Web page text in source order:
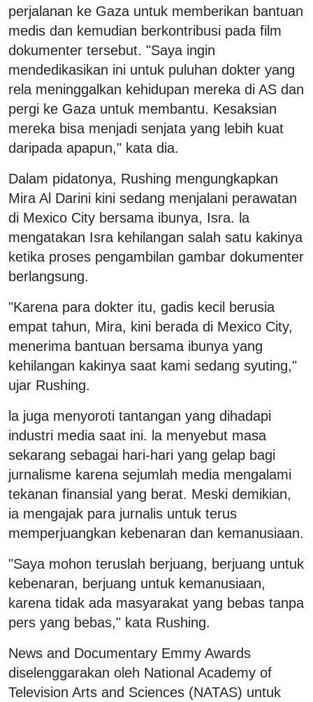
perjalanan ke Gaza untuk memberikan bantuan
medis dan kemudian berkontribusi pada film
dokumenter tersebut. "Saya ingin
mendedikasikan ini untuk puluhan dokter yang
rela meninggalkan kehidupan mereka di AS dan
pergi ke Gaza untuk membantu. Kesaksian
mereka bisa menjadi senjata yang lebih kuat
daripada apapun," kata dia.
Dalam pidatonya, Rushing mengungkapkan
Mira Al Darini kini sedang menjalani perawatan
di Mexico City bersama ibunya, Isra. la
mengatakan Isra kehilangan salah satu kakinya
ketika proses pengambilan gambar dokumenter
berlangsung.
"Karena para dokter itu, gadis kecil berusia
empat tahun, Mira, kini berada di Mexico City,
menerima bantuan bersama ibunya yang
kehilangan kakinya saat kami sedang syuting,"
ujar Rushing.
la juga menyoroti tantangan yang dihadapi
industri media saat ini. la menyebut masa
sekarang sebagai hari-hari yang gelap bagi
jurnalisme karena sejumlah media mengalami
tekanan finansial yang berat. Meski demikian,
ia mengajak para jurnalis untuk terus
memperjuangkan kebenaran dan kemanusiaan.
"Saya mohon teruslah berjuang, berjuang untuk
kebenaran, berjuang untuk kemanusiaan,
karena tidak ada masyarakat yang bebas tanpa
pers yang bebas," kata Rushing.
News and Documentary Emmy Awards
diselenggarakan oleh National Academy of
Television Arts and Sciences (NATAS) untuk